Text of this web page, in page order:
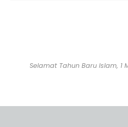
Selamat Tahun Baru Islam, 1